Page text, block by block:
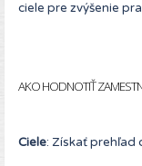
ciele pre zvýšenie
AKO HODNOTIŤ
Ciele: Získať prehľad